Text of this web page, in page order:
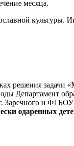
месяца.
решения
Департамент
и
одаренных